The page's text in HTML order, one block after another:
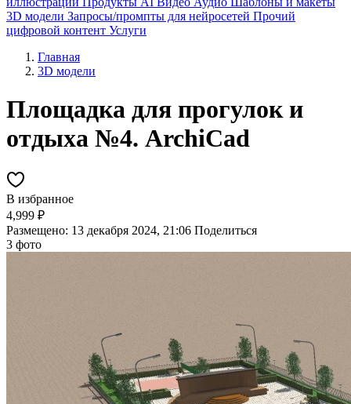
3D модели Запросы/промпты для нейросетей Прочий
цифровой контент Услуги
Главная
3D модели
Площадка для прогулок и
отдыха №4. ArchiCad
В избранное
4,999 ₽
Размещено: 13 декабря 2024, 21:06 Поделиться
3 фото